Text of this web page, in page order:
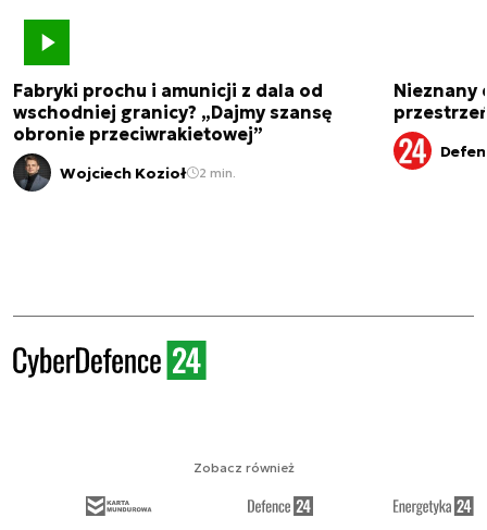
Fabryki prochu i amunicji z dala od
wschodniej granicy? „Dajmy szansę
obronie przeciwrakietowej”
Wojciech Kozioł 2 min.
Nieznany
Zobacz również